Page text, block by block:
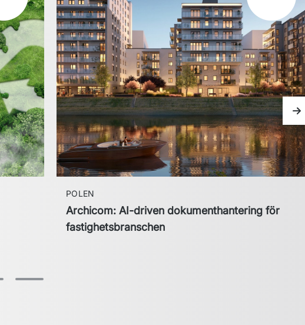
POLEN
Archicom: AI-driven dokumenthantering för
fastighetsbranschen